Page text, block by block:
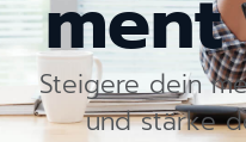
ment
Steigere dein
und stärke